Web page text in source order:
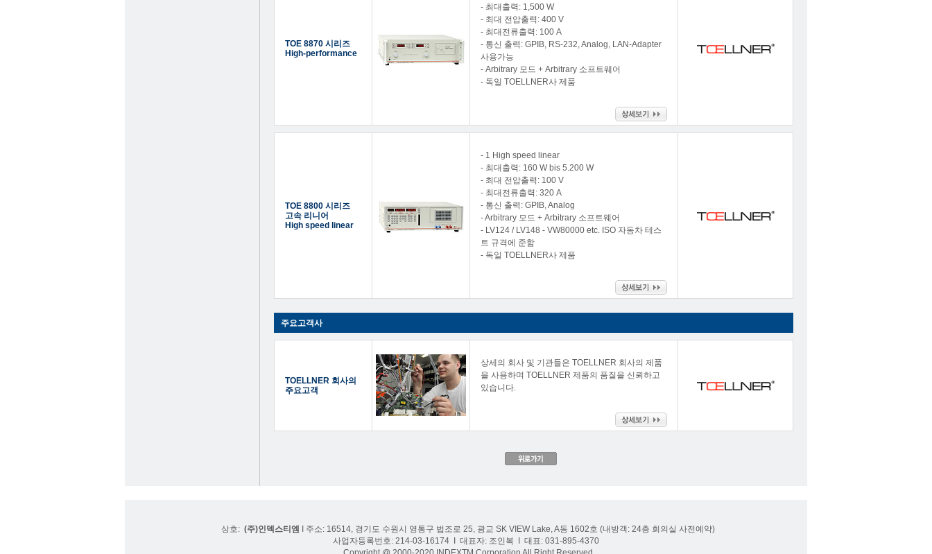
TOE 8870 시리즈
High-performance
- 최대출력: 1,500 W
- 최대 전압출력: 400 V
- 최대전류출력: 100 A
- 통신 출력: GPIB, RS-232, Analog, LAN-Adapter
사용가능
- Arbitrary 모드 + Arbitrary 소프트웨어
- 독일 TOELLNER사 제품
TOE 8800 시리즈
고속 리니어
High speed linear
- 1 High speed linear
- 최대출력: 160 W bis 5.200 W
- 최대 전압출력: 100 V
- 최대전류출력: 320 A
- 통신 출력: GPIB, Analog
- Arbitrary 모드 + Arbitrary 소프트웨어
- LV124 / LV148 - VW80000 etc. ISO 자동차 테스
트 규격에 준함
- 독일 TOELLNER사 제품
주요고객사
TOELLNER 회사의
주요고객
상세의 회사 및 기관들은 TOELLNER 회사의 제품
을 사용하며 TOELLNER 제품의 품질을 신뢰하고
있습니다.
상호: (주)인덱스티엠
I 주소: 16514, 경기도 수원시 영통구 법조로 25, 광교 SK VIEW Lake, A동 1602호 (내방객: 24층 회의실 사전예약)
사업자등록번호: 214-03-16174 I 대표자: 조인복 I 대표: 031-895-4370